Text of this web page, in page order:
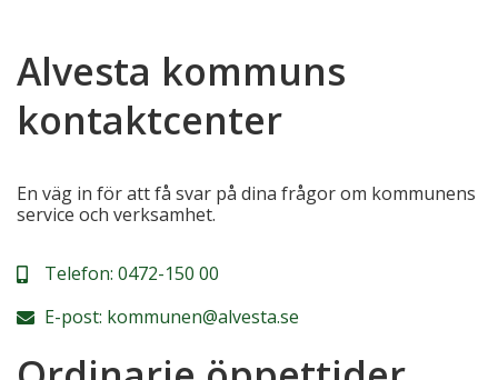
Alvesta kommuns
kontaktcenter
En väg in för att få svar på dina frågor om kommunens
service och verksamhet.
Telefon: 0472-150 00
E-post: kommunen@alvesta.se